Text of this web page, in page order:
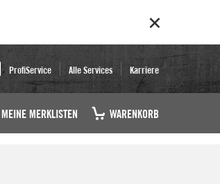
ProfiService Alle Services Karriere
MEINE MERKLISTEN WARENKORB